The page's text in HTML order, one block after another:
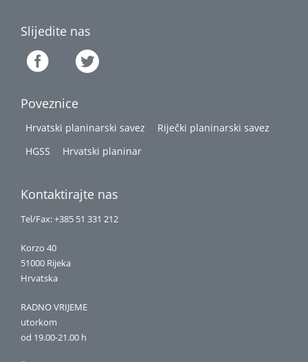
Slijedite nas
Poveznice
Hrvatski planinarski savez
Riječki planinarski savez
HGSS
Hrvatski planinar
Kontaktirajte nas
Tel/Fax: +385 51 331 212
Korzo 40
51000 Rijeka
Hrvatska
RADNO VRIJEME
utorkom
od 19.00-21.00 h